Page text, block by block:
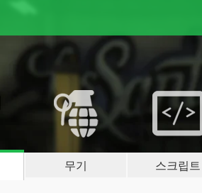
무기 스크립트